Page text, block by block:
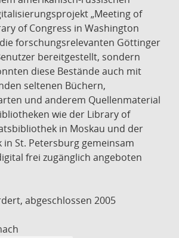
„Meeting of
of Congress in Washington
forschungsrelevanten Göttinger
bereitgestellt, sondern
diese Bestände auch mit
seltenen Büchern,
und anderem Quellenmaterial
wie der Library of
in Moskau und der
St. Petersburg gemeinsam
frei zugänglich angeboten
abgeschlossen 2005